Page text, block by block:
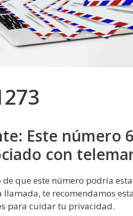
Este número
con
de que este número podría
llamada, te recomendamos
para cuidar tu privacidad.